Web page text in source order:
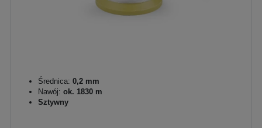
Średnica: 0,2 mm
Nawój: ok. 1830 m
Sztywny